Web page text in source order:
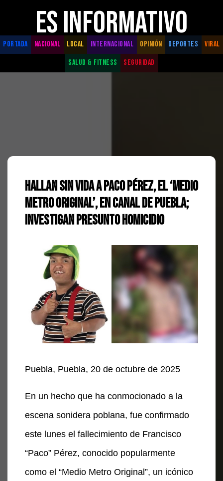
ES INFORMATIVO
PORTADA NACIONAL LOCAL INTERNACIONAL OPINIÓN DEPORTES
VIRAL
SALUD & FITNESS
SEGURIDAD
Hallan sin vida a Paco Pérez, el ‘Medio
Metro Original’, en canal de Puebla;
investigan presunto homicidio
Puebla, Puebla, 20 de octubre de 2025
En un hecho que ha conmocionado a la
escena sonidera poblana, fue confirmado
este lunes el fallecimiento de Francisco
“Paco” Pérez, conocido popularmente
como el “Medio Metro Original”, un icónico